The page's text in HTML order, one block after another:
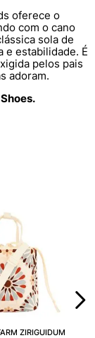
oferece o
com o cano
sola de
e estabilidade. É
pelos pais
adoram.
ZIRIGUIDUM